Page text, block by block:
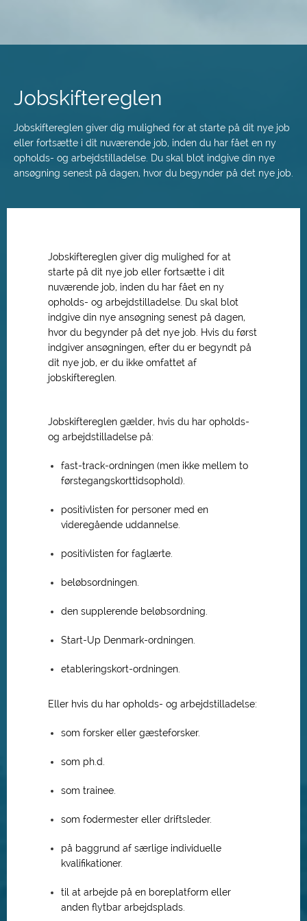
Jobskiftereglen
Jobskiftereglen giver dig mulighed for at starte på dit nye job
eller fortsætte i dit nuværende job, inden du har fået en ny
opholds- og arbejdstilladelse. Du skal blot indgive din nye
ansøgning senest på dagen, hvor du begynder på det nye job.
Jobskiftereglen giver dig mulighed for at
starte på dit nye job eller fortsætte i dit
nuværende job, inden du har fået en ny
opholds- og arbejdstilladelse. Du skal blot
indgive din nye ansøgning senest på dagen,
hvor du begynder på det nye job. Hvis du først
indgiver ansøgningen, efter du er begyndt på
dit nye job, er du ikke omfattet af
jobskiftereglen.
Jobskiftereglen gælder, hvis du har opholds-
og arbejdstilladelse på:
fast-track-ordningen (men ikke mellem to
førstegangskorttidsophold).
positivlisten for personer med en
videregående uddannelse.
positivlisten for faglærte.
beløbsordningen.
den supplerende beløbsordning.
Start-Up Denmark-ordningen.
etableringskort-ordningen.
Eller hvis du har opholds- og arbejdstilladelse:
som forsker eller gæsteforsker.
som ph.d.
som trainee.
som fodermester eller driftsleder.
på baggrund af særlige individuelle
kvalifikationer.
til at arbejde på en boreplatform eller
anden flytbar arbejdsplads.